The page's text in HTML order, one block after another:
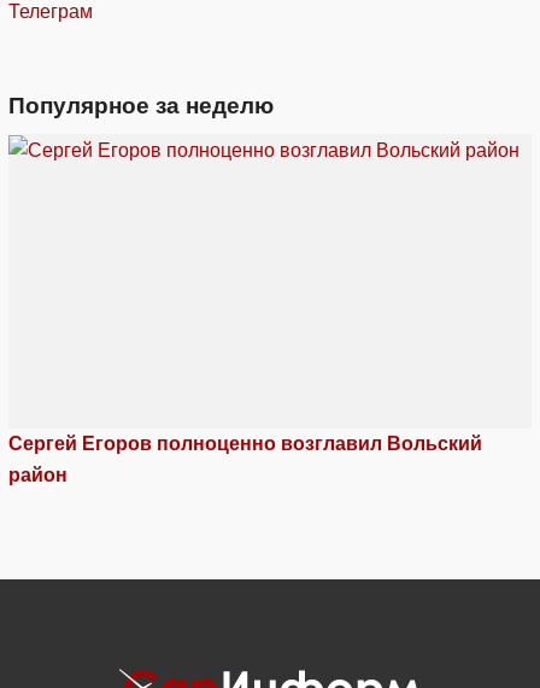
Телеграм
Популярное за неделю
Сергей Егоров полноценно возглавил Вольский
район